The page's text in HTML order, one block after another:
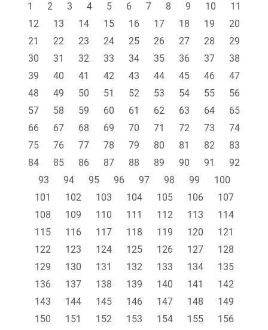
1
2 3 4 5 6 7 8 9 10
11
12
13 14 15 16 17 18 19
20
21
22 23 24 25 26 27 28
29
30
31 32 33 34 35 36 37
38
39
40 41 42 43 44 45 46
47
48
49 50 51 52 53 54 55
56
57
58 59 60 61 62 63 64
65
66
67 68 69 70 71 72 73
74
75
76 77 78 79 80 81 82
83
84
85 86 87 88 89 90 91
92
93
94 95 96 97 98 99
100
101
102 103 104 105 106
107
108
109 110 111 112 113
114
115
116 117 118 119 120
121
122
123 124 125 126 127
128
129
130 131 132 133 134
135
136
137 138 139 140 141
142
143
144 145 146 147 148
149
150
151 152 153 154 155
156